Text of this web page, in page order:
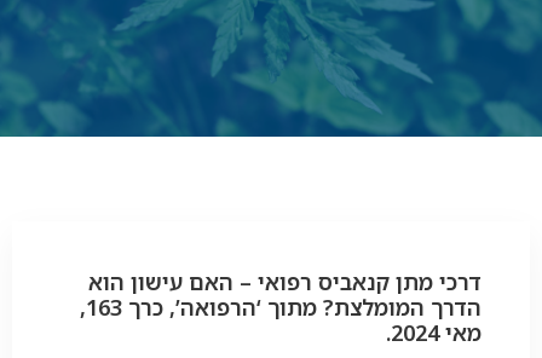
דרכי מתן קנאביס רפואי – האם עישון הוא
הדרך המומלצת? מתוך ‘הרפואה’, כרך 163,
מאי 2024.